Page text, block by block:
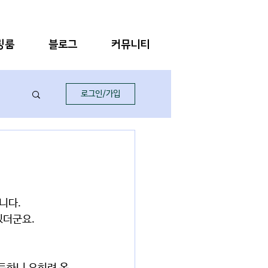
룸 블로그 커뮤니티
로그인/가입
다.
더군요.